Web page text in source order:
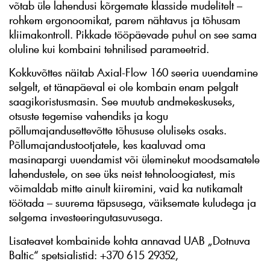
võtab üle lahendusi kõrgemate klasside mudelitelt –
rohkem ergonoomikat, parem nähtavus ja tõhusam
kliimakontroll. Pikkade tööpäevade puhul on see sama
oluline kui kombaini tehnilised parameetrid.
Kokkuvõttes näitab Axial-Flow 160 seeria uuendamine
selgelt, et tänapäeval ei ole kombain enam pelgalt
saagikoristusmasin. See muutub andmekeskuseks,
otsuste tegemise vahendiks ja kogu
põllumajandusettevõtte tõhususe oluliseks osaks.
Põllumajandustootjatele, kes kaaluvad oma
masinapargi uuendamist või üleminekut moodsamatele
lahendustele, on see üks neist tehnoloogiatest, mis
võimaldab mitte ainult kiiremini, vaid ka nutikamalt
töötada – suurema täpsusega, väiksemate kuludega ja
selgema investeeringutasuvusega.
Lisateavet kombainide kohta annavad UAB „Dotnuva
Baltic“ spetsialistid: +370 615 29352,